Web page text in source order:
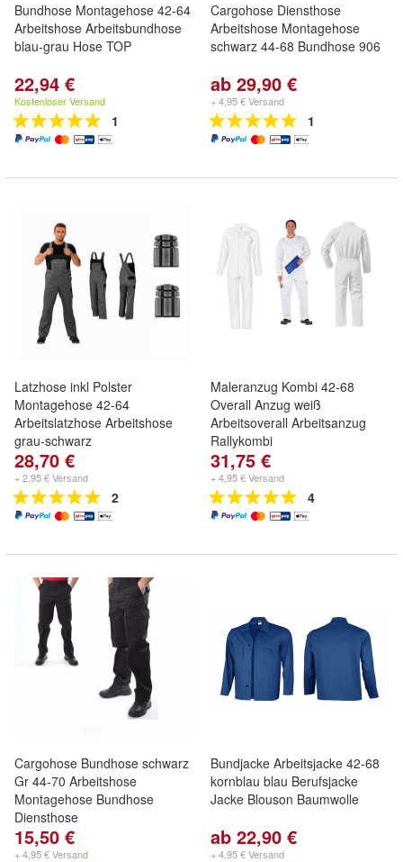
Bundhose Montagehose 42-64
Arbeitshose Arbeitsbundhose
blau-grau Hose TOP
22,94 €
Kostenloser Versand
1
Cargohose Diensthose
Arbeitshose Montagehose
schwarz 44-68 Bundhose 906
ab 29,90 €
+ 4,95 € Versand
1
Latzhose inkl Polster
Montagehose 42-64
Arbeitslatzhose Arbeitshose
grau-schwarz
28,70 €
+ 2,95 € Versand
2
Maleranzug Kombi 42-68
Overall Anzug weiß
Arbeitsoverall Arbeitsanzug
Rallykombi
31,75 €
+ 4,95 € Versand
4
Cargohose Bundhose schwarz
Gr 44-70 Arbeitshose
Montagehose Bundhose
Diensthose
15,50 €
+ 4,95 € Versand
Bundjacke Arbeitsjacke 42-68
kornblau blau Berufsjacke
Jacke Blouson Baumwolle
ab 22,90 €
+ 4,95 € Versand